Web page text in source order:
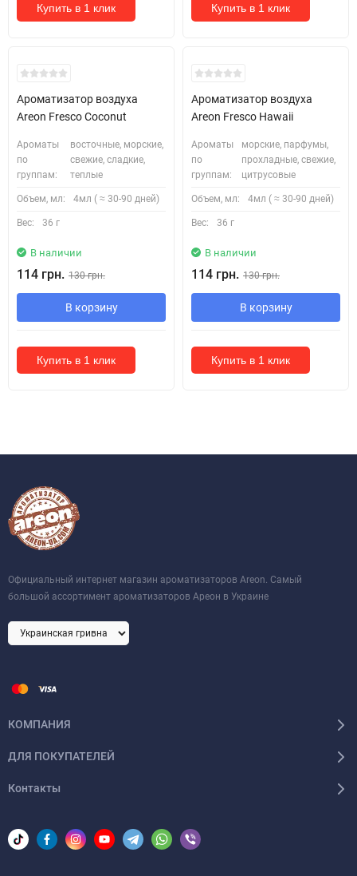
Купить в 1 клик Купить в 1 клик
Ароматизатор воздуха
Areon Fresco Coconut
Ароматы
по
группам:
восточные, морские,
свежие, сладкие,
теплые
Объем, мл: 4мл ( ≈ 30-90 дней)
Вес: 36 г
В наличии
114 грн. 130 грн.
В корзину
Купить в 1 клик
Ароматизатор воздуха
Areon Fresco Hawaii
Ароматы
по
группам:
морские, парфумы,
прохладные, свежие,
цитрусовые
Объем, мл: 4мл ( ≈ 30-90 дней)
Вес: 36 г
В наличии
114 грн. 130 грн.
В корзину
Купить в 1 клик
Официальный интернет магазин ароматизаторов Areon. Самый
большой ассортимент ароматизаторов Ареон в Украине
КОМПАНИЯ
ДЛЯ ПОКУПАТЕЛЕЙ
Контакты